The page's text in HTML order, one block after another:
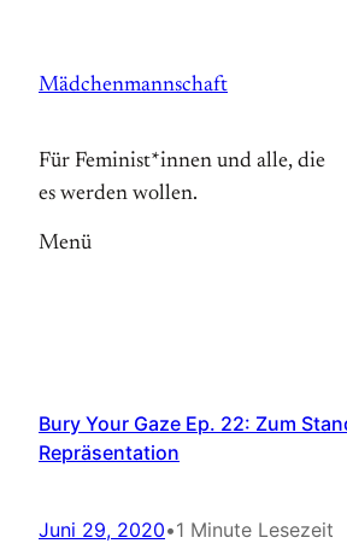
springen
Mädchenmannschaft
Für Feminist*innen und alle, die
es werden wollen.
Menü
Bury Your Gaze Ep. 22: Zum
Repräsentation
Juni 29, 2020•1 Minute Lesezeit